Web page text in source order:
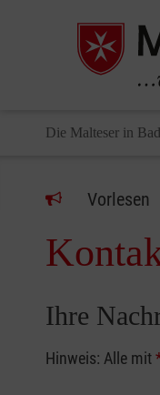
Die Malteser in
Vorlesen
Ihre
Hinweis: Alle mit